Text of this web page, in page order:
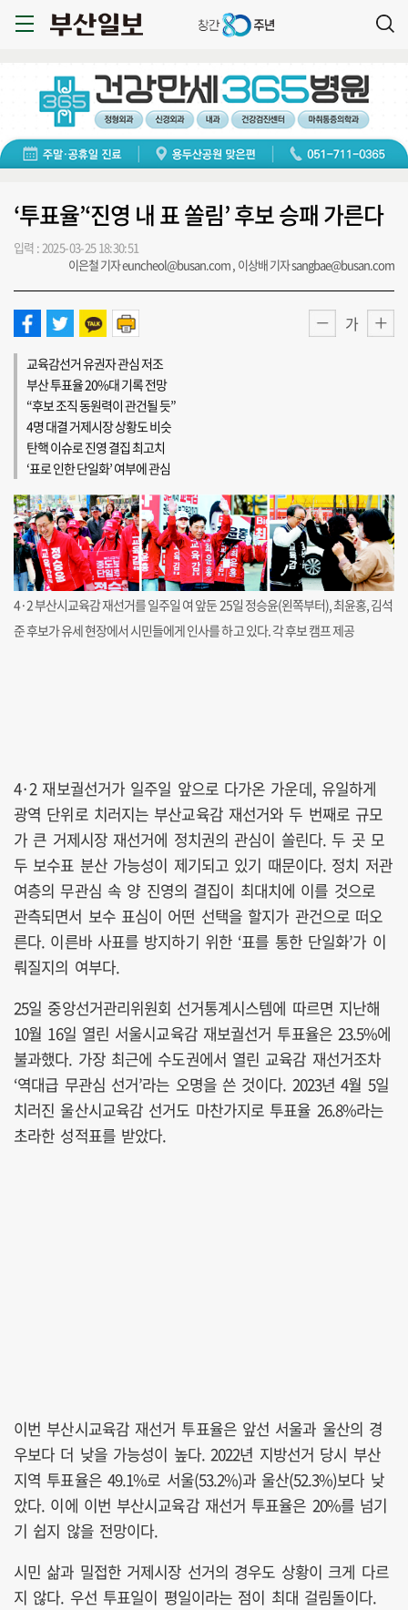
‘투표율’‘진영 내 표 쏠림’ 후보 승패 가른다
입력 : 2025-03-25 18:30:51
이은철 기자 euncheol@busan.com , 이상배 기자 sangbae@busan.com
가
교육감선거 유권자 관심 저조
부산 투표율 20%대 기록 전망
“후보 조직 동원력이 관건될 듯”
4명 대결 거제시장 상황도 비슷
탄핵 이슈로 진영 결집 최고치
‘표로 인한 단일화’ 여부에 관심
4·2 부산시교육감 재선거를 일주일 여 앞둔 25일 정승윤(왼쪽부터), 최윤홍, 김석
준 후보가 유세 현장에서 시민들에게 인사를 하고 있다. 각 후보 캠프 제공
4·2 재보궐선거가 일주일 앞으로 다가온 가운데, 유일하게
광역 단위로 치러지는 부산교육감 재선거와 두 번째로 규모
가 큰 거제시장 재선거에 정치권의 관심이 쏠린다. 두 곳 모
두 보수표 분산 가능성이 제기되고 있기 때문이다. 정치 저관
여층의 무관심 속 양 진영의 결집이 최대치에 이를 것으로
관측되면서 보수 표심이 어떤 선택을 할지가 관건으로 떠오
른다. 이른바 사표를 방지하기 위한 ‘표를 통한 단일화’가 이
뤄질지의 여부다.
25일 중앙선거관리위원회 선거통계시스템에 따르면 지난해
10월 16일 열린 서울시교육감 재보궐선거 투표율은 23.5%에
불과했다. 가장 최근에 수도권에서 열린 교육감 재선거조차
‘역대급 무관심 선거’라는 오명을 쓴 것이다. 2023년 4월 5일
치러진 울산시교육감 선거도 마찬가지로 투표율 26.8%라는
초라한 성적표를 받았다.
이번 부산시교육감 재선거 투표율은 앞선 서울과 울산의 경
우보다 더 낮을 가능성이 높다. 2022년 지방선거 당시 부산
지역 투표율은 49.1%로 서울(53.2%)과 울산(52.3%)보다 낮
았다. 이에 이번 부산시교육감 재선거 투표율은 20%를 넘기
기 쉽지 않을 전망이다.
시민 삶과 밀접한 거제시장 선거의 경우도 상황이 크게 다르
지 않다. 우선 투표일이 평일이라는 점이 최대 걸림돌이다.